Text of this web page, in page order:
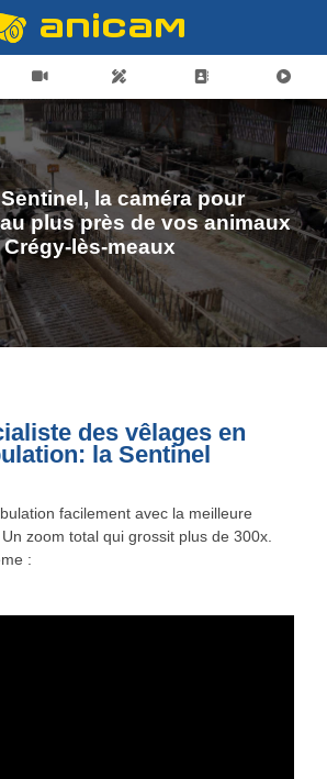
la caméra pour
plus près de vos animaux
Crégy-lès-meaux
des vêlages en
la Sentinel
facilement avec la meilleure
zoom total qui grossit plus de 300x.
: